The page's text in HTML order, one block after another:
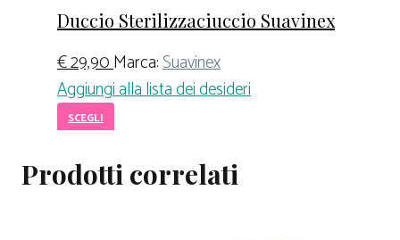
Duccio Sterilizzaciuccio Suavinex
€29,90Marca:Suavinex
Aggiungi alla lista dei desideri
SCEGLI
Prodotti correlati